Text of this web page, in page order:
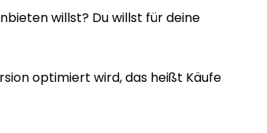
willst? Du willst für deine
optimiert wird, das heißt Käufe